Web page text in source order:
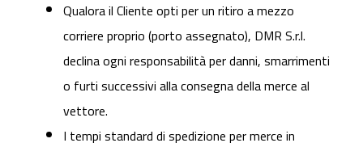
Qualora il Cliente opti per un ritiro a mezzo
corriere proprio (porto assegnato), DMR S.r.l.
declina ogni responsabilità per danni, smarrimenti
o furti successivi alla consegna della merce al
vettore.
I tempi standard di spedizione per merce in